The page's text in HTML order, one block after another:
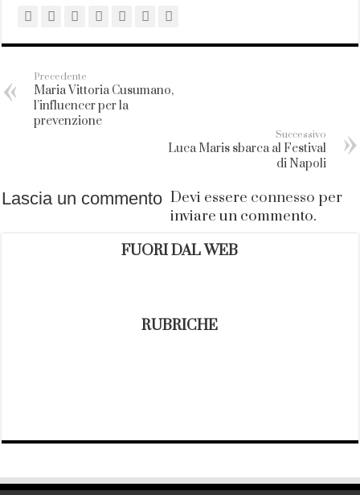
Precedente
Maria Vittoria Cusumano,
l’influencer per la
prevenzione
Successivo
Luca Maris sbarca al Festival
di Napoli
Lascia un commento Devi essere connesso per
inviare un commento.
FUORI DAL WEB
RUBRICHE